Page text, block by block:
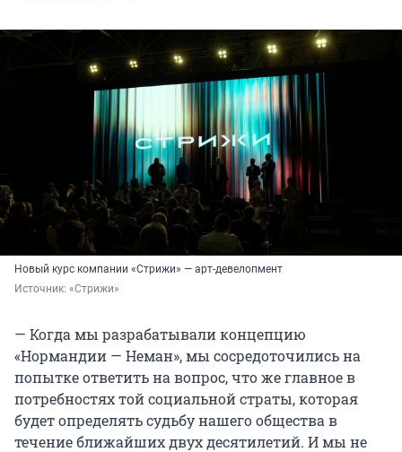
Новый курс компании «Стрижи» — арт-девелопмент
Источник: «Стрижи»
— Когда мы разрабатывали концепцию
«Нормандии — Неман», мы сосредоточились на
попытке ответить на вопрос, что же главное в
потребностях той социальной страты, которая
будет определять судьбу нашего общества в
течение ближайших двух десятилетий. И мы не